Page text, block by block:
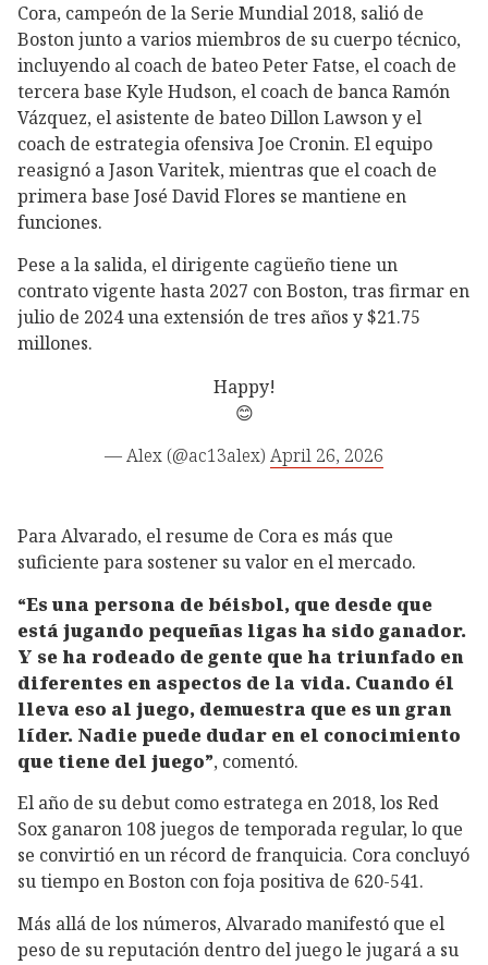
Cora, campeón de la Serie Mundial 2018, salió de
Boston junto a varios miembros de su cuerpo técnico,
incluyendo al coach de bateo Peter Fatse, el coach de
tercera base Kyle Hudson, el coach de banca Ramón
Vázquez, el asistente de bateo Dillon Lawson y el
coach de estrategia ofensiva Joe Cronin. El equipo
reasignó a Jason Varitek, mientras que el coach de
primera base José David Flores se mantiene en
funciones.
Pese a la salida, el dirigente cagüeño tiene un
contrato vigente hasta 2027 con Boston, tras firmar en
julio de 2024 una extensión de tres años y $21.75
millones.
Happy!
😊
— Alex (@ac13alex) April 26, 2026
Para Alvarado, el resume de Cora es más que
suficiente para sostener su valor en el mercado.
“Es una persona de béisbol, que desde que
está jugando pequeñas ligas ha sido ganador.
Y se ha rodeado de gente que ha triunfado en
diferentes en aspectos de la vida. Cuando él
lleva eso al juego, demuestra que es un gran
líder. Nadie puede dudar en el conocimiento
que tiene del juego”, comentó.
El año de su debut como estratega en 2018, los Red
Sox ganaron 108 juegos de temporada regular, lo que
se convirtió en un récord de franquicia. Cora concluyó
su tiempo en Boston con foja positiva de 620-541.
Más allá de los números, Alvarado manifestó que el
peso de su reputación dentro del juego le jugará a su